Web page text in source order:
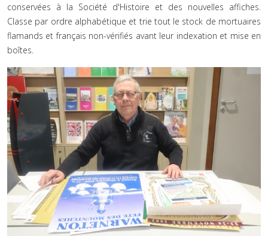
conservées à la Société d'Histoire et des nouvelles affiches.
Classe par ordre alphabétique et trie tout le stock de mortuaires
flamands et français non-vérifiés avant leur indexation et mise en
boîtes.